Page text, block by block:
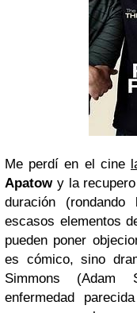
Me perdí en el cine
Apatowy la recupero
duración
escasos elementos
pueden poner
es cómico, sino
Simmons (Adam
enfermedad